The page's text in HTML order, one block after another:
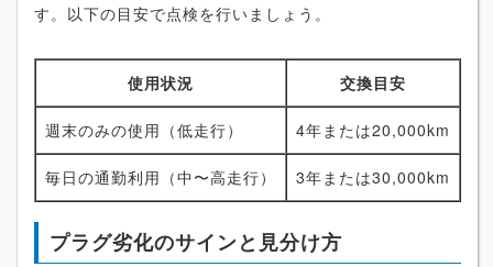
す。以下の目安で点検を行いましょう。
使用状況 交換目安
週末のみの使用（低走行） 4年または20,000km
毎日の通勤利用（中〜高走行） 3年または30,000km
プラグ劣化のサインと見分け方